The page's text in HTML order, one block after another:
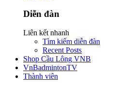
Diễn đàn
Liên kết nhanh
Tìm kiếm diễn đàn
Recent Posts
Shop Cầu Lông VNB
VnBadmintonTV
Thành viên